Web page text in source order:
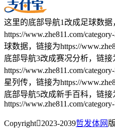
这里的底部导航1改成足球数据
https://www.zhe811.com/
球数据，链接为https://
底部导航3改成赛况分析，链接
https://www.zhe811.com/
星列传，链接为https://
底部导航5改成新手百科，链接
https://www.zhe811.com/
Copyright 2023-2039哲发体网